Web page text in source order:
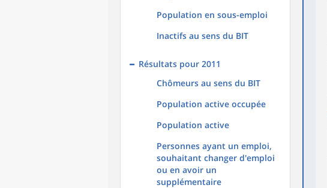
Population en sous-emploi
Inactifs au sens du BIT
Résultats pour 2011
Chômeurs au sens du BIT
Population active occupée
Population active
Personnes ayant un emploi,
souhaitant changer d'emploi
ou en avoir un
supplémentaire